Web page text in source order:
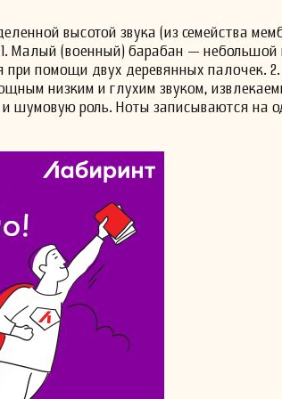
высотой звука (из семейства
Малый (военный) барабан — небольшой
при помощи двух деревянных палочек.
низким и глухим звуком,
и шумовую роль. Ноты записываются на